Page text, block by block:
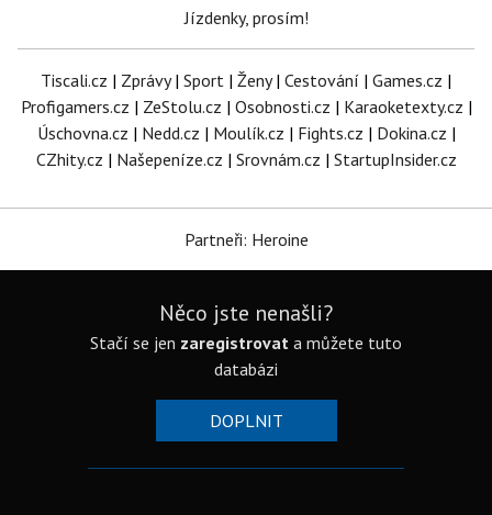
Jízdenky, prosím!
Tiscali.cz | Zprávy| Sport | Ženy| Cestování | Games.cz |
Profigamers.cz | ZeStolu.cz | Osobnosti.cz | Karaoketexty.cz |
Úschovna.cz | Nedd.cz | Moulík.cz | Fights.cz | Dokina.cz |
CZhity.cz | Našepeníze.cz | Srovnám.cz | StartupInsider.cz
Partneři: Heroine
Něco jste nenašli?
Stačí se jen zaregistrovat a můžete tuto
databázi
DOPLNIT